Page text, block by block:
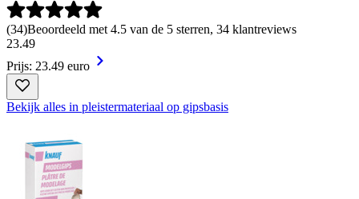
(34)Beoordeeld met 4.5 van de 5 sterren, 34 klantreviews
23.49
Prijs: 23.49 euro
Bekijk alles in pleistermateriaal op gipsbasis